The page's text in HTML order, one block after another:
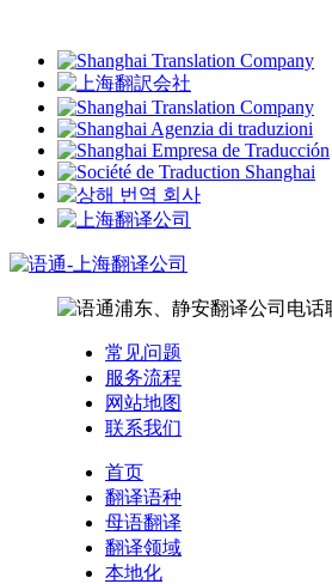
常见问题
服务流程
网站地图
联系我们
首页
翻译语种
母语翻译
翻译领域
本地化